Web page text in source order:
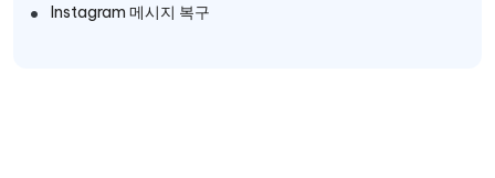
Instagram 메시지 복구